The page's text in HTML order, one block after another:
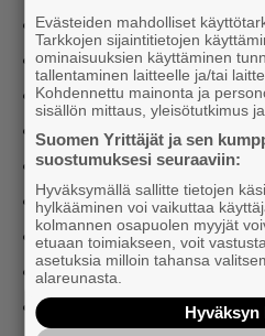
Keski-Pohjanmaan Yrittäjät
Keski-Suomen Yrittäjät
Kymen Yrittäjät
Lapin Yrittäjät
Pirkanmaan Yrittäjät
Pohjois-Karjalan Yrittäjät
Pohjois-Pohjanmaan Yrittäjät
Päijät-Hämeen Yrittäjät
Rannikko-Pohjanmaan
Evästeiden mahdolliset
Tarkkojen sijaintitietojen
ominaisuuksien käyttäminen
tallentaminen laitteelle ja/tai
Kohdennettu mainonta ja
sisällön mittaus, yleisötutkimus
Suomen Yrittäjät ja sen
suostumuksesi seuraaviin:
Hyväksymällä sallitte tietojen
hylkääminen voi vaikuttaa
kolmannen osapuolen myyjät
etuaan toimiakseen, voit
asetuksia milloin tahansa
alareunasta.
Hyväksyn